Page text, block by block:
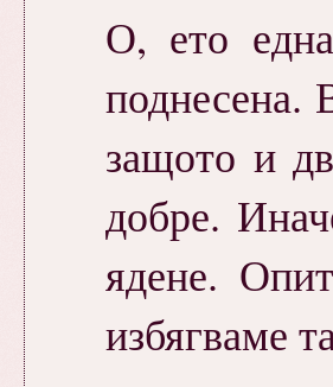
О, ето
поднесена.
защото и
добре.
ядене.
избягваме